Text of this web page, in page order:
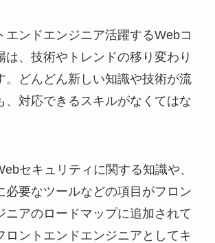
エンドエンジニア活躍するWebコ
は、技術やトレンドの移り変わり
。どんどん新しい知識や技術が流
、対応できるスキルがなくてはな
セキュリティに関する知識や、
必要なツールなどの項目がフロン
ニアのロードマップに追加されて
ロントエンドエンジニアとしてキ